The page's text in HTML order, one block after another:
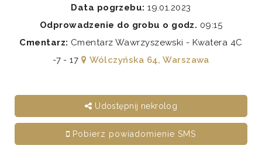
Data pogrzebu: 19.01.2023
Odprowadzenie do grobu o godz. 09:15
Cmentarz: Cmentarz Wawrzyszewski - Kwatera 4C
-7 - 17
Wólczyńska 64, Warszawa
Udostępnij nekrolog
Pobierz powiadomienie SMS